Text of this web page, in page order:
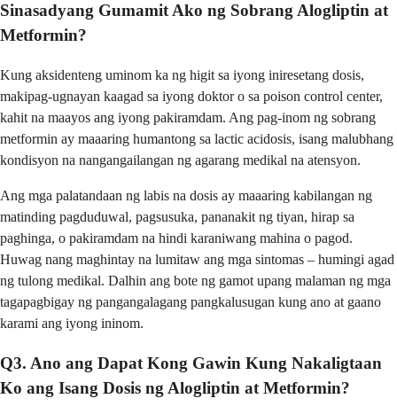
Sinasadyang Gumamit Ako ng Sobrang Alogliptin at
Metformin?
Kung aksidenteng uminom ka ng higit sa iyong iniresetang dosis,
makipag-ugnayan kaagad sa iyong doktor o sa poison control center,
kahit na maayos ang iyong pakiramdam. Ang pag-inom ng sobrang
metformin ay maaaring humantong sa lactic acidosis, isang malubhang
kondisyon na nangangailangan ng agarang medikal na atensyon.
Ang mga palatandaan ng labis na dosis ay maaaring kabilangan ng
matinding pagduduwal, pagsusuka, pananakit ng tiyan, hirap sa
paghinga, o pakiramdam na hindi karaniwang mahina o pagod.
Huwag nang maghintay na lumitaw ang mga sintomas – humingi agad
ng tulong medikal. Dalhin ang bote ng gamot upang malaman ng mga
tagapagbigay ng pangangalagang pangkalusugan kung ano at gaano
karami ang iyong ininom.
Q3. Ano ang Dapat Kong Gawin Kung Nakaligtaan
Ko ang Isang Dosis ng Alogliptin at Metformin?